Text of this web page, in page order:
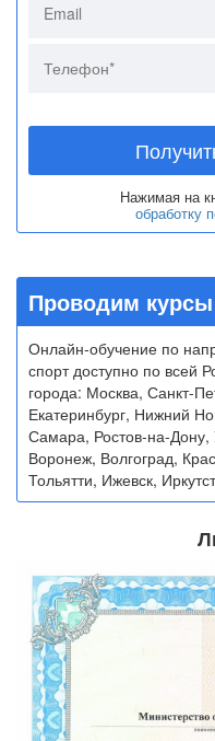
Нажимая на
обработку
Проводим
Онлайн-обучение по
спорт доступно по всей
города: Москва, Санкт-
Екатеринбург, Нижний
Самара, Ростов-на-
Воронеж, Волгоград,
Тольятти, Ижевск,